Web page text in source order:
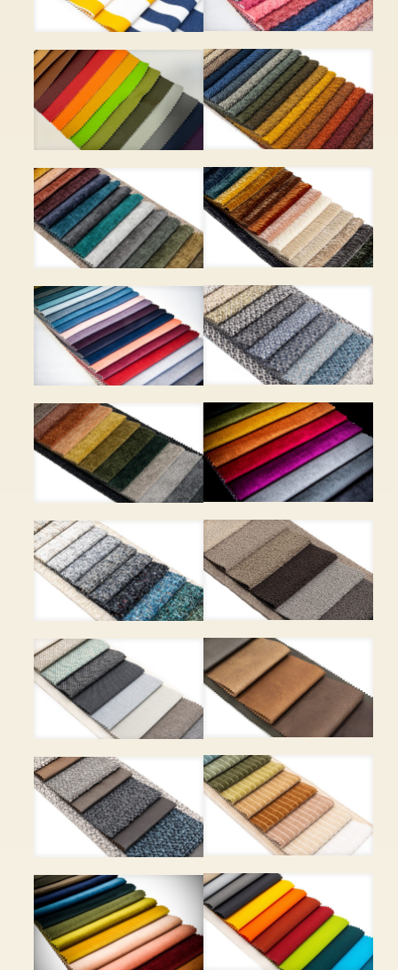
CATCH ME – 27 szín – 8
450 Ft
CLUB – 16 szín – 8 580 Ft
COPENHAGEN – 35 szín –
9 450 Ft
CORVETTE – 30 szín – 5
900 Ft
DRESS ME – 22 szín – 8
750 Ft
EDDY – 22 szín – 6 390 Ft
EXCITE ME – 16 szín – 12
500 Ft
HOLD ME – 35 szín – 8 120
Ft
IKOO – 22 szín – 7 970 Ft
IMAGINE ME – 16 szín – 8
110 Ft
MANZA – 8 szín – 7 870 Ft
MISCANTO – 17 szín – 7
950 Ft
NUBIA – 7 szín – 12 500 Ft
PATIO – 13 szín – Base 6
750 / Decor 8 750 Ft
PERLA KORD – 15 szín – 8
870 Ft
PERUGIA – 6 szín – 9 250
Ft